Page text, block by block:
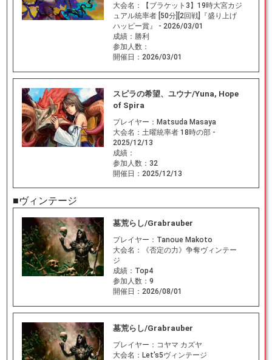
大会名：
【ブラケット3】19時大宮カジ
ュアル統率者 [50分][2回戦]『盛り上げ
ハッピー賞』 - 2026/03/01
成績： 勝利
参加人数：
開催日： 2026/03/01
スピラの希望、ユウナ/Yuna, Hope
of Spira
プレイヤー： Matsuda Masaya
大会名： 土曜統率者 18時の部 -
2025/12/13
成績：
参加人数： 32
開催日： 2025/12/13
■ヴィンテージ
墓荒らし/Grabrauber
プレイヤー： Tanoue Makoto
大会名：
《否定の力》争奪ヴィンテー
ジ
成績： Top4
参加人数： 9
開催日： 2026/08/01
墓荒らし/Grabrauber
プレイヤー： コヤマ カズヤ
大会名： Let's5ヴィンテージ